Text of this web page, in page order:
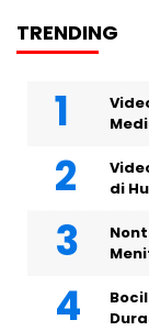
TRENDING
di